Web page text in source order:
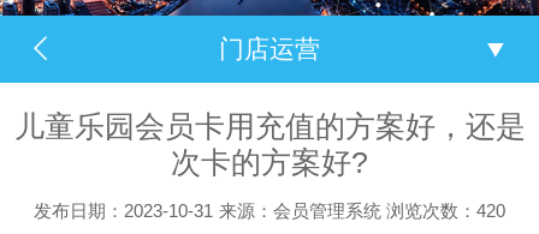
门店运营
儿童乐园会员卡用充值的方案好，还是
次卡的方案好?
发布日期：2023-10-31 来源：会员管理系统 浏览次数： 420